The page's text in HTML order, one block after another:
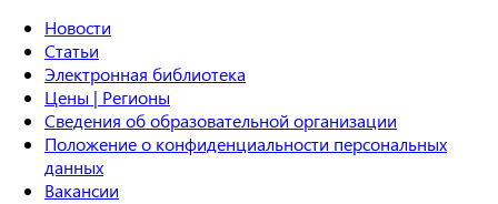
Новости
Статьи
Электронная библиотека
Цены | Регионы
Сведения об образовательной организации
Положение о конфиденциальности персональных
данных
Вакансии